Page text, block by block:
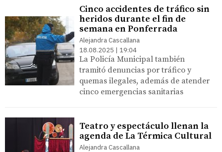
Cinco accidentes de tráfico sin
heridos durante el fin de
semana en Ponferrada
Alejandra Cascallana
18.08.2025 | 19:04
La Policía Municipal también
tramitó denuncias por tráfico y
quemas ilegales, además de atender
cinco emergencias sanitarias
Teatro y espectáculo llenan la
agenda de La Térmica Cultural
Alejandra Cascallana